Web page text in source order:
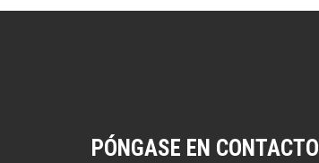
PÓNGASE EN CONTACTO